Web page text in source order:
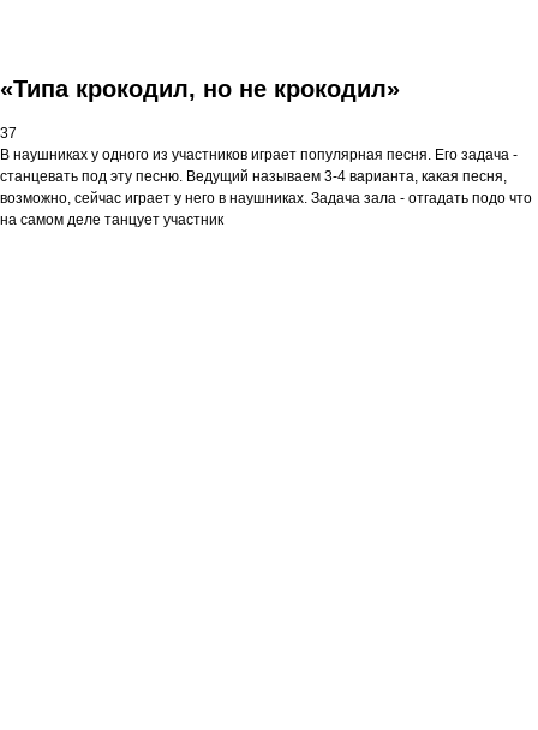
«Типа крокодил, но не крокодил»
37
В наушниках у одного из участников играет популярная песня. Его задача -
станцевать под эту песню. Ведущий называем 3-4 варианта, какая песня,
возможно, сейчас играет у него в наушниках. Задача зала - отгадать подо что
на самом деле танцует участник